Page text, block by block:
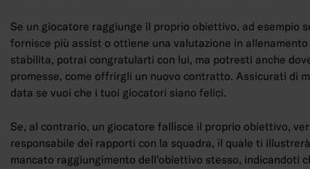
Se un giocatore raggiunge il proprio obiettivo, ad esempio
fornisce più assist o ottiene una valutazione in
stabilita, potrai congratularti con lui, ma potresti anche
promesse, come offrirgli un nuovo contratto. Assicurati di
data se vuoi che i tuoi giocatori siano felici.
Se, al contrario, un giocatore fallisce il proprio obiettivo,
responsabile dei rapporti con la squadra, il quale ti
mancato raggiungimento dell'obiettivo stesso, indicandoti